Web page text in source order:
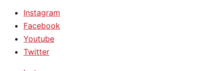
Instagram
Facebook
Youtube
Twitter